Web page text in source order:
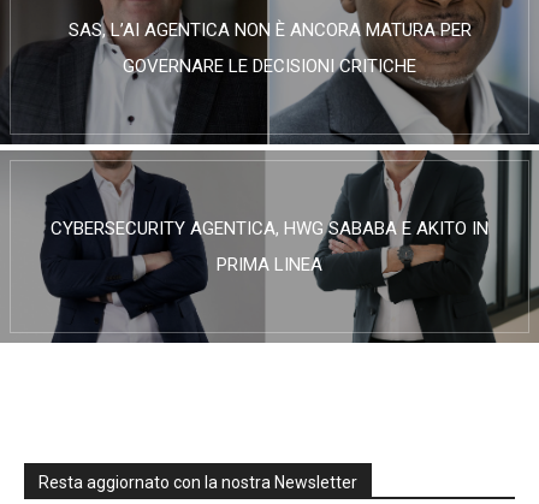
SAS, L’AI AGENTICA NON È ANCORA MATURA PER
GOVERNARE LE DECISIONI CRITICHE
CYBERSECURITY AGENTICA, HWG SABABA E AKITO IN
PRIMA LINEA
Resta aggiornato con la nostra Newsletter